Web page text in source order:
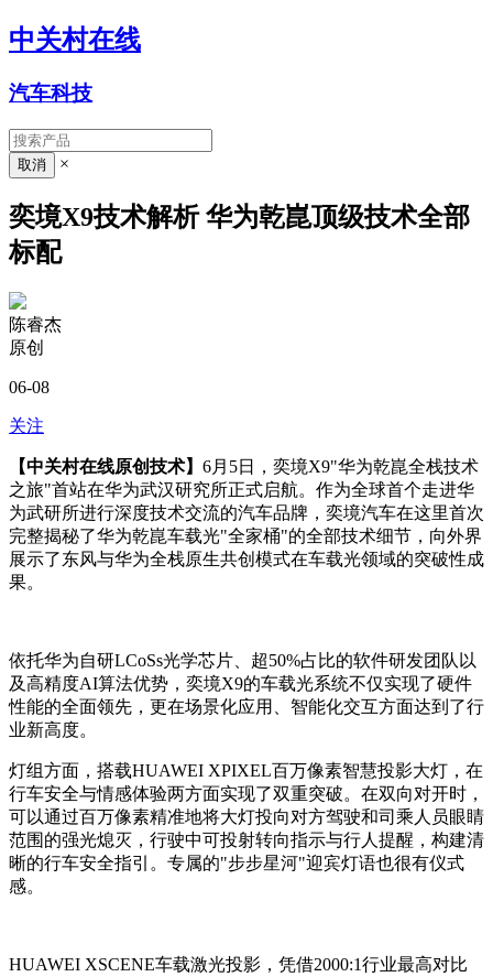
中关村在线
汽车科技
×
奕境X9技术解析 华为乾崑顶级技术全部
标配
陈睿杰
原创
06-08
关注
【中关村在线原创技术】 6月5日，奕境X9"华为乾崑全栈技术
之旅"首站在华为武汉研究所正式启航。作为全球首个走进华
为武研所进行深度技术交流的汽车品牌，奕境汽车在这里首次
完整揭秘了华为乾崑车载光"全家桶"的全部技术细节，向外界
展示了东风与华为全栈原生共创模式在车载光领域的突破性成
果。
依托华为自研LCoSs光学芯片、超50%占比的软件研发团队以
及高精度AI算法优势，奕境X9的车载光系统不仅实现了硬件
性能的全面领先，更在场景化应用、智能化交互方面达到了行
业新高度。
灯组方面，搭载HUAWEI XPIXEL百万像素智慧投影大灯，在
行车安全与情感体验两方面实现了双重突破。在双向对开时，
可以通过百万像素精准地将大灯投向对方驾驶和司乘人员眼睛
范围的强光熄灭，行驶中可投射转向指示与行人提醒，构建清
晰的行车安全指引。专属的"步步星河"迎宾灯语也很有仪式
感。
HUAWEI XSCENE车载激光投影，凭借2000:1行业最高对比